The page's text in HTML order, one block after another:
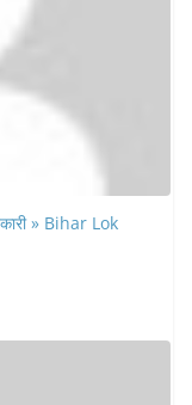
» Bihar Lok